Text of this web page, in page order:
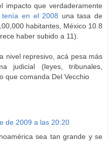
impacto que verdaderamente
tenía en el 2008 una tasa de
habitantes, México 10.8
haber subido a 11).
nivel represivo, acá pesa más
judicial (leyes, tribunales,
que comanda Del Vecchio
de 2009 a las 20:20
sea tan grande y se